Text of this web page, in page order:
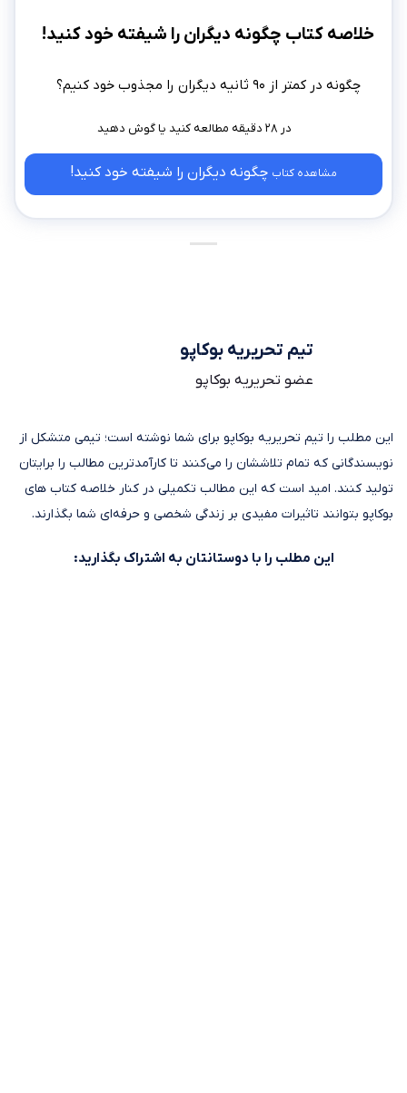
خلاصه کتاب چگونه دیگران را شیفته خود کنید!
چگونه در کمتر از ۹۰ ثانیه دیگران را مجذوب خود کنیم؟
در ۲۸ دقیقه مطالعه کنید
مشاهده کتاب چگونه دیگران را شیفته خود کنید!
تیم تحریریه بوکاپو
عضو تحریریه بوکاپو
این مطلب را تیم تحریریه بوکاپو برای شما نوشته است؛ تیمی متشکل از
نویسندگانی که تمام تلاششان را می‌کنند تا کارآمدترین مطالب را برایتان
تولید کنند. امید است که این مطالب تکمیلی در کنار خلاصه کتاب های
بوکاپو بتوانند تاثیرات مفیدی بر زندگی شخصی و حرفه‌ای شما بگذارند.
این مطلب را با دوستانتان به اشتراک بگذارید: